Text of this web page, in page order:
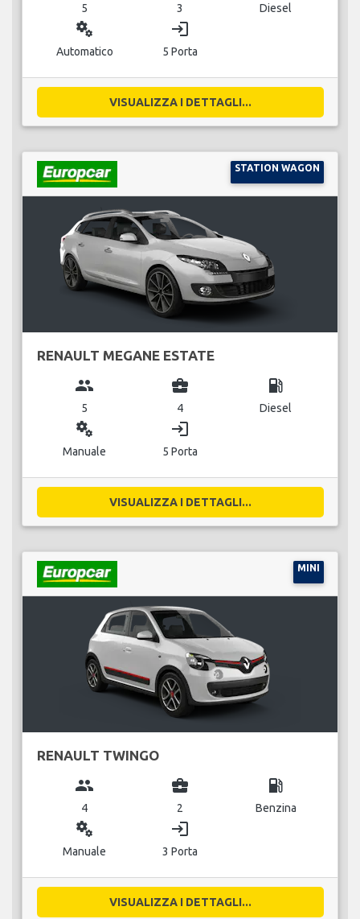
5 3 Diesel
miscellaneous_services
Automatico
login
5 Porta
VISUALIZZA I DETTAGLI...
STATION WAGON
RENAULT MEGANE ESTATE
group
5
business_center
4
local_gas_station
Diesel
miscellaneous_services
Manuale
login
5 Porta
VISUALIZZA I DETTAGLI...
MINI
RENAULT TWINGO
group
4
business_center
2
local_gas_station
Benzina
miscellaneous_services
Manuale
login
3 Porta
VISUALIZZA I DETTAGLI...